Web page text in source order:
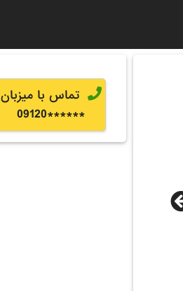
تماس با میزبان
******
09120